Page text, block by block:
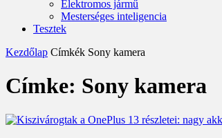
Elektromos jármű
Mesterséges inteligencia
Tesztek
Kezdőlap Címkék Sony kamera
Címke: Sony kamera